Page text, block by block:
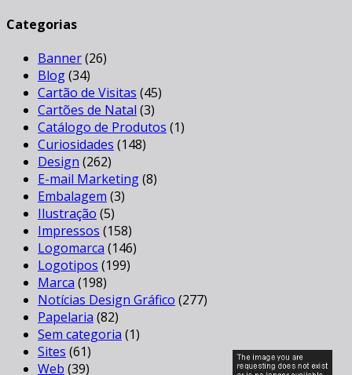
Categorias
Banner(26)
Blog(34)
Cartão de Visitas (45)
Cartões de Natal (3)
Catálogo de Produtos (1)
Curiosidades (148)
Design (262)
E-mail Marketing(8)
Embalagem (3)
Ilustração (5)
Impressos (158)
Logomarca (146)
Logotipos (199)
Marca (198)
Notícias Design Gráfico (277)
Papelaria (82)
Sem categoria (1)
Sites (61)
Web (39)